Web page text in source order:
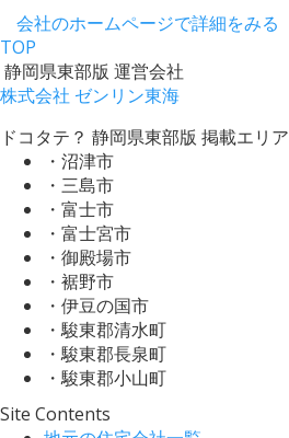
会社のホームページで詳細をみる
TOP
静岡県東部版 運営会社
株式会社 ゼンリン東海
ドコタテ？ 静岡県東部版 掲載エリア
・沼津市
・三島市
・富士市
・富士宮市
・御殿場市
・裾野市
・伊豆の国市
・駿東郡清水町
・駿東郡長泉町
・駿東郡小山町
Site Contents